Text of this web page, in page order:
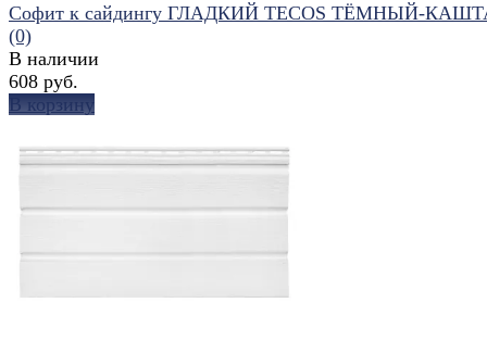
избранное сравнить
Софит к сайдингу ГЛАДКИЙ TECOS ТЁМНЫЙ-
(0)
В наличии
608 руб.
В корзину